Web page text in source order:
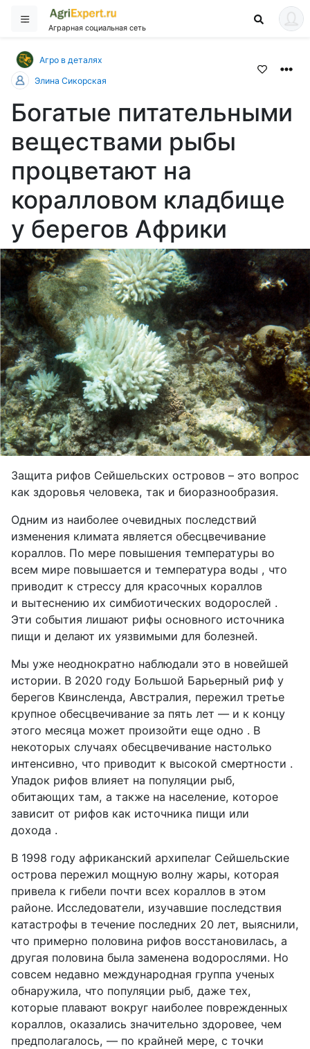
Аграрная социальная сеть
Агро в деталях
Элина Сикорская
Богатые питательными
веществами рыбы
процветают на
коралловом кладбище
у берегов Африки
Защита рифов Сейшельских островов – это вопрос
как здоровья человека, так и биоразнообразия.
Одним из наиболее очевидных последствий
изменения климата является обесцвечивание
кораллов. По мере повышения температуры во
всем мире повышается и температура воды , что
приводит к стрессу для красочных кораллов
и вытеснению их симбиотических водорослей .
Эти события лишают рифы основного источника
пищи и делают их уязвимыми для болезней.
Мы уже неоднократно наблюдали это в новейшей
истории. В 2020 году Большой Барьерный риф у
берегов Квинсленда, Австралия, пережил третье
крупное обесцвечивание за пять лет — и к концу
этого месяца может произойти еще одно . В
некоторых случаях обесцвечивание настолько
интенсивно, что приводит к высокой смертности .
Упадок рифов влияет на популяции рыб,
обитающих там, а также на население, которое
зависит от рифов как источника пищи или
дохода .
В 1998 году африканский архипелаг Сейшельские
острова пережил мощную волну жары, которая
привела к гибели почти всех кораллов в этом
районе. Исследователи, изучавшие последствия
катастрофы в течение последних 20 лет, выяснили,
что примерно половина рифов восстановилась, а
другая половина была заменена водорослями. Но
совсем недавно международная группа ученых
обнаружила, что популяции рыб, даже тех,
которые плавают вокруг наиболее поврежденных
кораллов, оказались значительно здоровее, чем
предполагалось, — по крайней мере, с точки